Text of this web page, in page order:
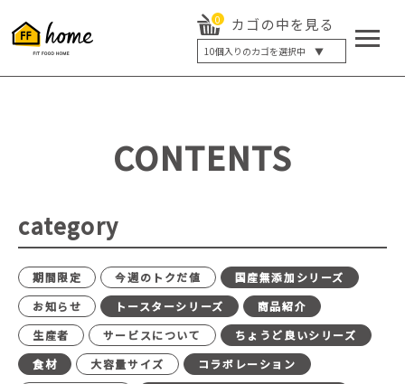
0 カゴの中を見る
10個入りのカゴを選択中 ▼
5個入り
20個入り
最大12%OFF
CONTENTS
category
期間限定 今週のトクだ値
国産無添加シリーズ
お知らせ
トースターシリーズ
商品紹介
生産者
サービスについて
ちょうど良いシリーズ
食材
大容量サイズ
コラボレーション